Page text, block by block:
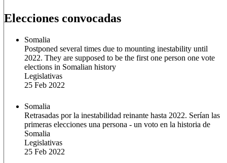
Elecciones convocadas
Somalia
Postponed several times due to mounting inestability until
2022. They are supposed to be the first one person one vote
elections in Somalian history
Legislativas
25 Feb 2022
Somalia
Retrasadas por la inestabilidad reinante hasta 2022. Serían las
primeras elecciones una persona - un voto en la historia de
Somalia
Legislativas
25 Feb 2022